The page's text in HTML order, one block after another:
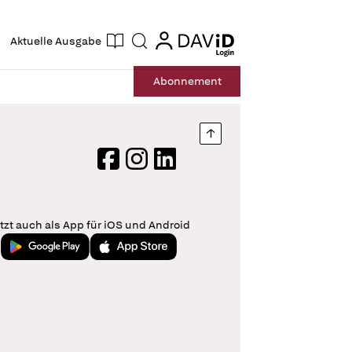
Aktuelle Ausgabe Suche login
login
Abonnement
Nach oben springen
FacebookInstagram
LinkedIn
auch als App für iOS und Android
Jetzt bei Google PlayLaden im App Store